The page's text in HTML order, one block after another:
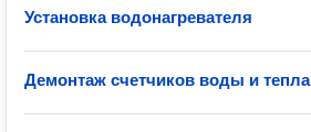
Установка водонагревателя
Демонтаж счетчиков воды и тепла